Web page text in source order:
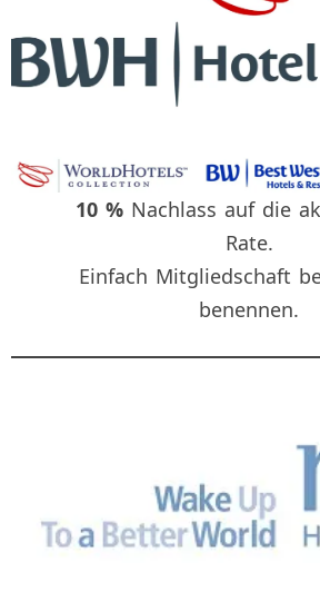
10 % Nachlass auf die
Rate.
Einfach Mitgliedschaft
benennen.